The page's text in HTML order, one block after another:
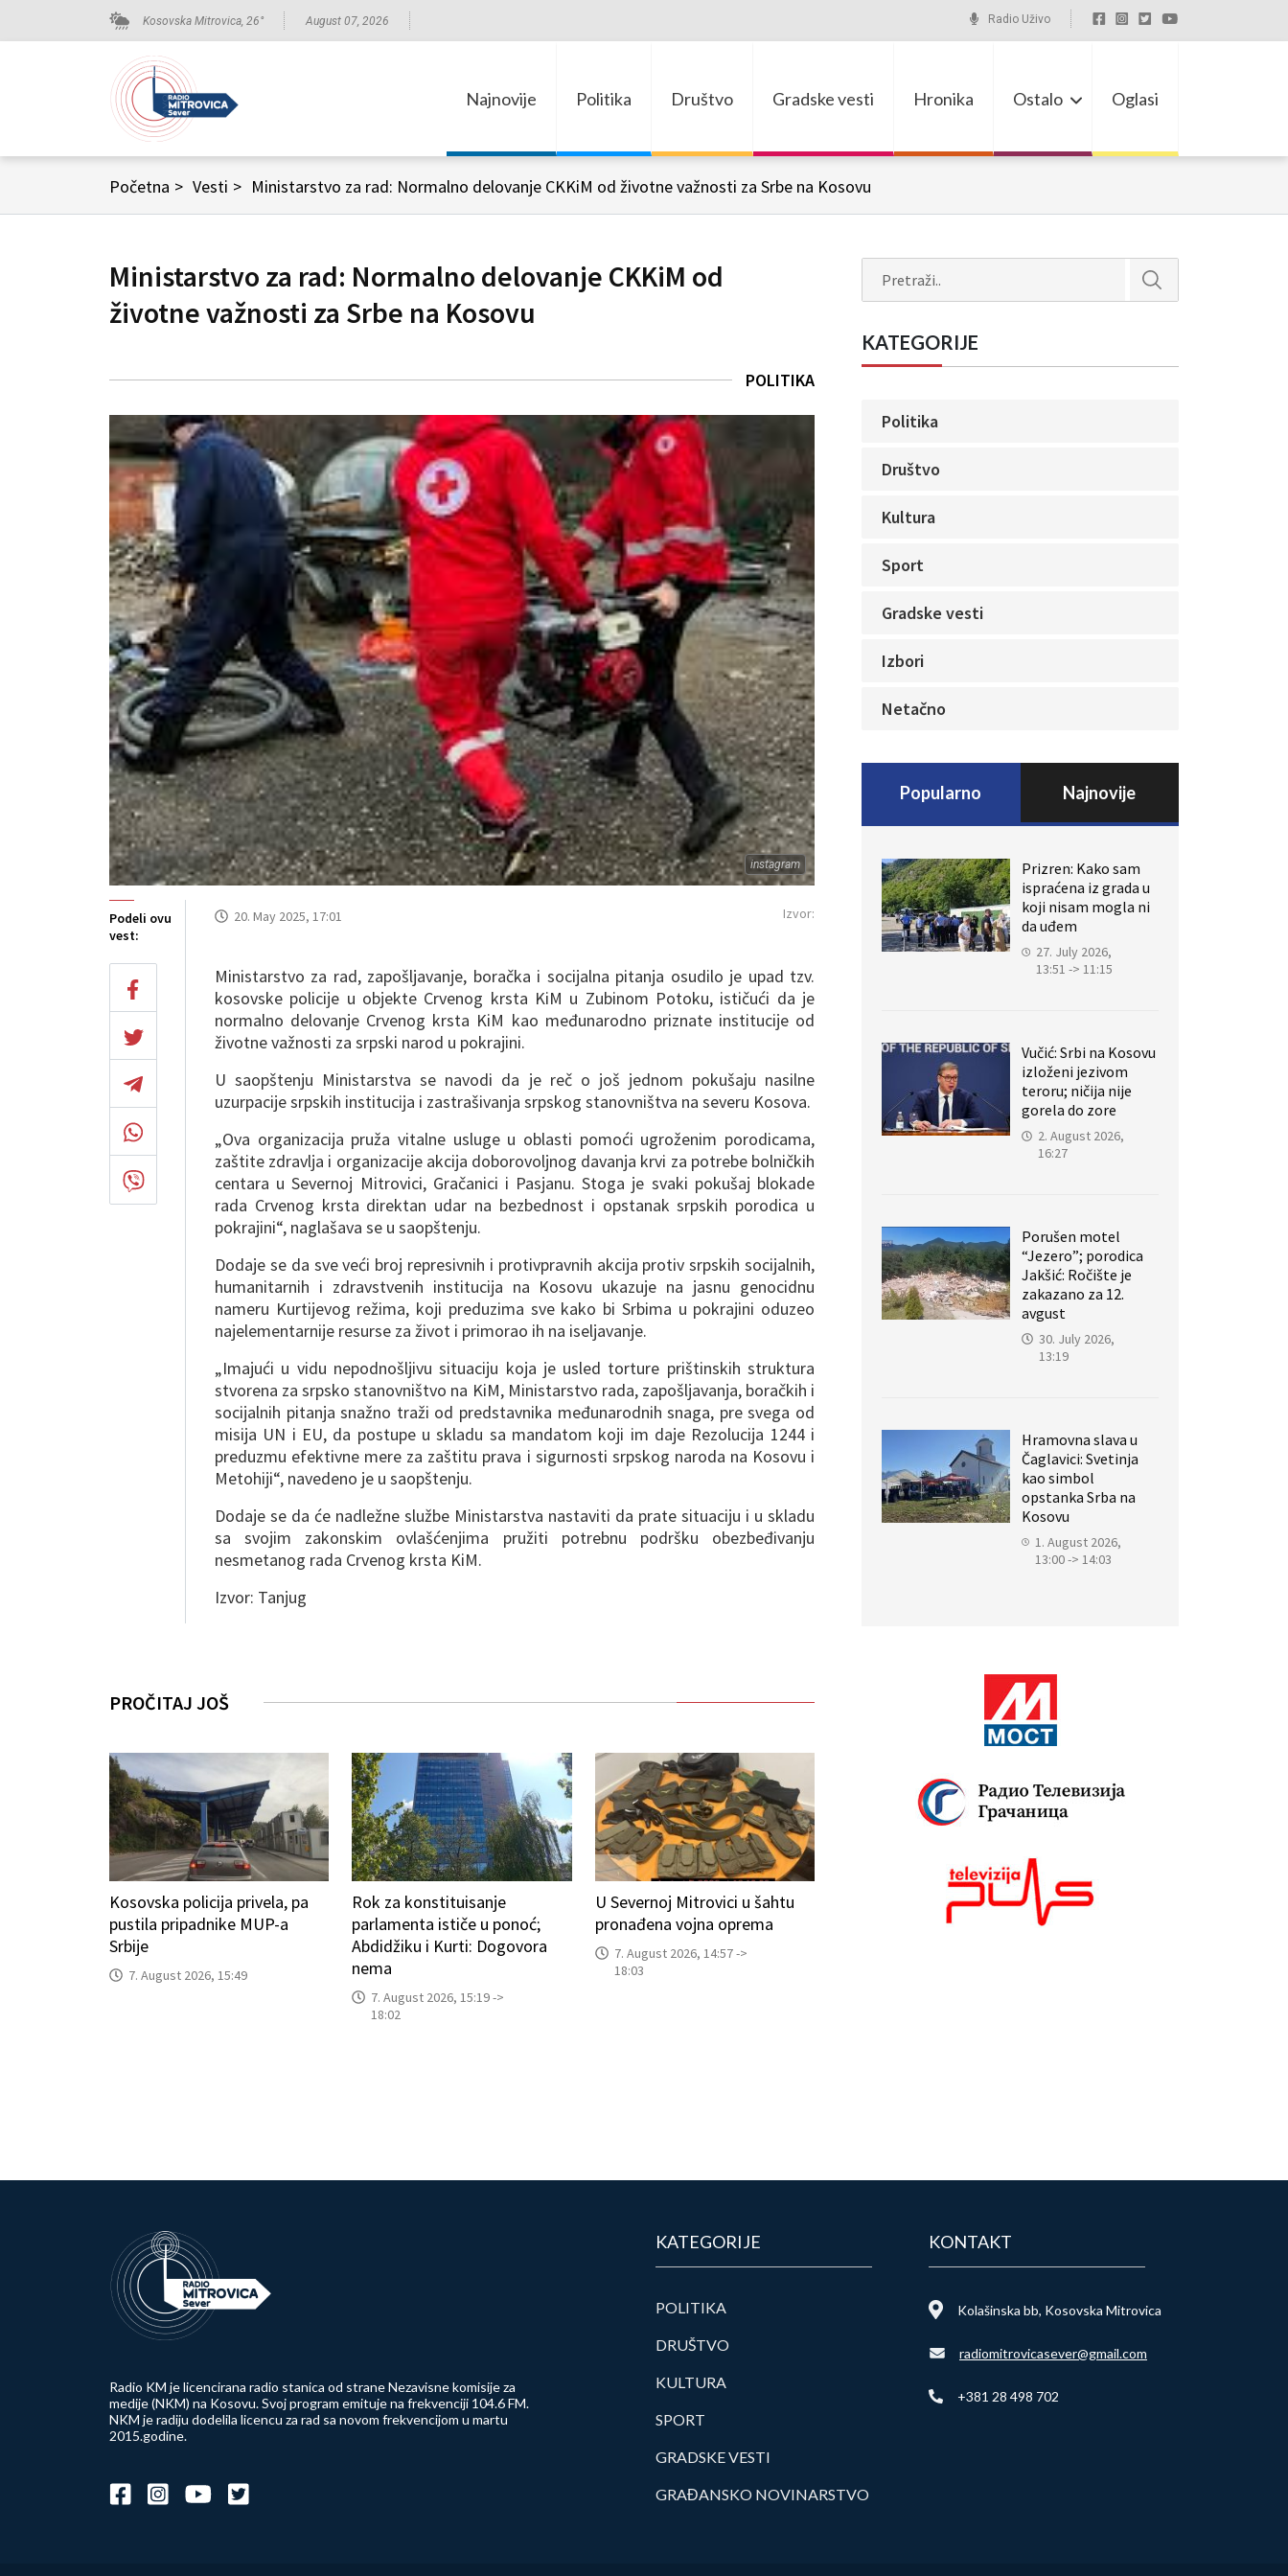
Kosovska Mitrovica, 26° August 07, 2026 Radio Uživo
Najnovije Politika Društvo Gradske vesti Hronika Ostalo Oglasi
Početna > Vesti > Ministarstvo za rad: Normalno delovanje CKKiM od životne važnosti za Srbe na Kosovu
Ministarstvo za rad: Normalno delovanje CKKiM od
životne važnosti za Srbe na Kosovu
POLITIKA
instagram
Podeli ovu
vest:
20. May 2025, 17:01 Izvor:
Ministarstvo za rad, zapošljavanje, boračka i socijalna pitanja osudilo je upad tzv.
kosovske policije u objekte Crvenog krsta KiM u Zubinom Potoku, ističući da je
normalno delovanje Crvenog krsta KiM kao međunarodno priznate institucije od
životne važnosti za srpski narod u pokrajini.
U saopštenju Ministarstva se navodi da je reč o još jednom pokušaju nasilne
uzurpacije srpskih institucija i zastrašivanja srpskog stanovništva na severu Kosova.
„Ova organizacija pruža vitalne usluge u oblasti pomoći ugroženim porodicama,
zaštite zdravlja i organizacije akcija doborovoljnog davanja krvi za potrebe bolničkih
centara u Severnoj Mitrovici, Gračanici i Pasjanu. Stoga je svaki pokušaj blokade
rada Crvenog krsta direktan udar na bezbednost i opstanak srpskih porodica u
pokrajini“, naglašava se u saopštenju.
Dodaje se da sve veći broj represivnih i protivpravnih akcija protiv srpskih socijalnih,
humanitarnih i zdravstvenih institucija na Kosovu ukazuje na jasnu genocidnu
nameru Kurtijevog režima, koji preduzima sve kako bi Srbima u pokrajini oduzeo
najelementarnije resurse za život i primorao ih na iseljavanje.
„Imajući u vidu nepodnošljivu situaciju koja je usled torture prištinskih struktura
stvorena za srpsko stanovništvo na KiM, Ministarstvo rada, zapošljavanja, boračkih i
socijalnih pitanja snažno traži od predstavnika međunarodnih snaga, pre svega od
misija UN i EU, da postupe u skladu sa mandatom koji im daje Rezolucija 1244 i
preduzmu efektivne mere za zaštitu prava i sigurnosti srpskog naroda na Kosovu i
Metohiji“, navedeno je u saopštenju.
Dodaje se da će nadležne službe Ministarstva nastaviti da prate situaciju i u skladu
sa svojim zakonskim ovlašćenjima pružiti potrebnu podršku obezbeđivanju
nesmetanog rada Crvenog krsta KiM.
Izvor: Tanjug
PROČITAJ JOŠ
Kosovska policija privela, pa
pustila pripadnike MUP-a
Srbije
7. August 2026, 15:49
Rok za konstituisanje
parlamenta ističe u ponoć;
Abdidžiku i Kurti: Dogovora
nema
7. August 2026, 15:19 ->
18:02
U Severnoj Mitrovici u šahtu
pronađena vojna oprema
7. August 2026, 14:57 ->
18:03
KATEGORIJE
Politika
Društvo
Kultura
Sport
Gradske vesti
Izbori
Netačno
Popularno Najnovije
Prizren: Kako sam
ispraćena iz grada u
koji nisam mogla ni
da uđem
27. July 2026,
13:51 -> 11:15
Vučić: Srbi na Kosovu
izloženi jezivom
teroru; ničija nije
gorela do zore
2. August 2026,
16:27
Porušen motel
“Jezero”; porodica
Jakšić: Ročište je
zakazano za 12.
avgust
30. July 2026,
13:19
Hramovna slava u
Čaglavici: Svetinja
kao simbol
opstanka Srba na
Kosovu
1. August 2026,
13:00 -> 14:03
Radio KM je licencirana radio stanica od strane Nezavisne komisije za
medije (NKM) na Kosovu. Svoj program emituje na frekvenciji 104.6 FM.
NKM je radiju dodelila licencu za rad sa novom frekvencijom u martu
2015.godine.
KATEGORIJE
POLITIKA
DRUŠTVO
KULTURA
SPORT
GRADSKE VESTI
GRAĐANSKO NOVINARSTVO
KONTAKT
Kolašinska bb, Kosovska Mitrovica
radiomitrovicasever@gmail.com
+381 28 498 702